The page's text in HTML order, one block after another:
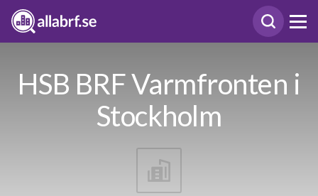
HSB BRF Varmfronten i
Stockholm